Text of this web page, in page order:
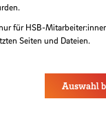
für HSB-
Seiten und Dateien.
Auswahl